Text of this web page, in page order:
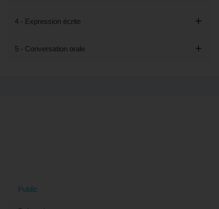
4 - Expression écrite
5 - Conversation orale
Public